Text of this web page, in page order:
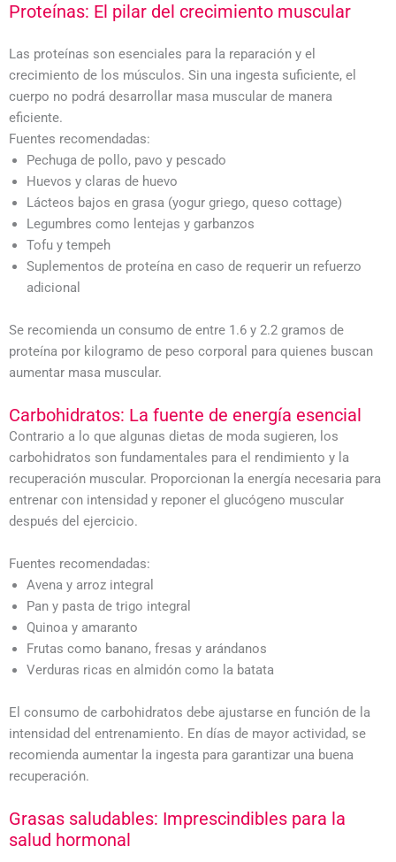
Proteínas: El pilar del crecimiento muscular
Las proteínas son esenciales para la reparación y el
crecimiento de los músculos. Sin una ingesta suficiente, el
cuerpo no podrá desarrollar masa muscular de manera
eficiente.
Fuentes recomendadas:
Pechuga de pollo, pavo y pescado
Huevos y claras de huevo
Lácteos bajos en grasa (yogur griego, queso cottage)
Legumbres como lentejas y garbanzos
Tofu y tempeh
Suplementos de proteína en caso de requerir un refuerzo
adicional
Se recomienda un consumo de entre 1.6 y 2.2 gramos de
proteína por kilogramo de peso corporal para quienes buscan
aumentar masa muscular.
Carbohidratos: La fuente de energía esencial
Contrario a lo que algunas dietas de moda sugieren, los
carbohidratos son fundamentales para el rendimiento y la
recuperación muscular. Proporcionan la energía necesaria para
entrenar con intensidad y reponer el glucógeno muscular
después del ejercicio.
Fuentes recomendadas:
Avena y arroz integral
Pan y pasta de trigo integral
Quinoa y amaranto
Frutas como banano, fresas y arándanos
Verduras ricas en almidón como la batata
El consumo de carbohidratos debe ajustarse en función de la
intensidad del entrenamiento. En días de mayor actividad, se
recomienda aumentar la ingesta para garantizar una buena
recuperación.
Grasas saludables: Imprescindibles para la
salud hormonal